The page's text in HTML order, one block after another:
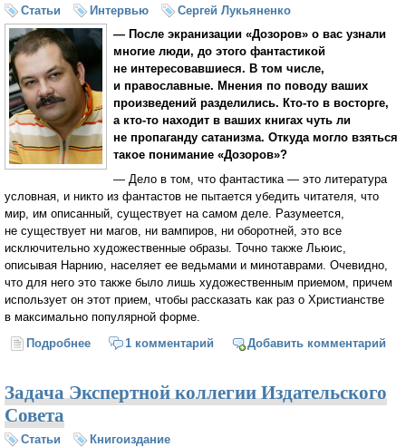
Статьи Интервью
Сергей Лукьяненко
— После экранизации «Дозоров» о вас узнали
многие люди, до этого фантастикой
не интересовавшиеся. В том числе,
и православные. Мнения по поводу ваших
произведений разделились. Кто-то в восторге,
а кто-то находит в ваших книгах чуть ли
не пропаганду сатанизма. Откуда могло взяться
такое понимание «Дозоров»?
— Дело в том, что фантастика — это литература
условная, и никто из фантастов не пытается убедить читателя, что
мир, им описанный, существует на самом деле. Разумеется,
не существует ни магов, ни вампиров, ни оборотней, это все
исключительно художественные образы. Точно также Льюис,
описывая Нарнию, населяет ее ведьмами и минотаврами. Очевидно,
что для него это также было лишь художественным приемом, причем
использует он этот прием, чтобы рассказать как раз о Христианстве
в максимально популярной форме.
Подробнее о Сергей Лукьяненко: «В современных
веры...»
1 комментарий Добавить комментарий
Задача Экспертной коллегии Издательского
Совета
Статьи Книгоиздание